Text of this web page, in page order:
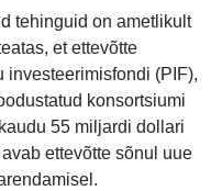
tehinguid on ametlikult
et ettevõtte
(PIF),
konsortsiumi
55 miljardi dollari
ettevõtte sõnul uue